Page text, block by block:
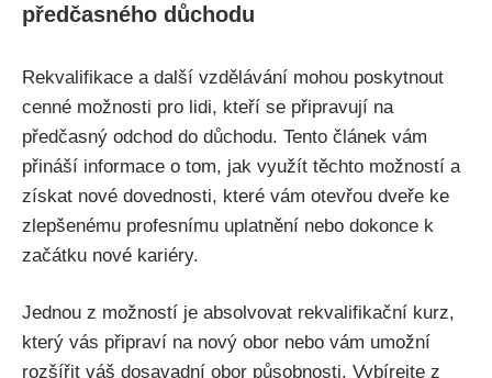
předčasného důchodu
Rekvalifikace a další vzdělávání mohou poskytnout
cenné možnosti pro lidi, kteří se připravují na
předčasný odchod do důchodu. Tento článek vám
přináší informace o tom, jak využít těchto možností a
získat nové dovednosti, které vám otevřou dveře ke
zlepšenému profesnímu uplatnění nebo dokonce k
začátku nové kariéry.
Jednou z možností je absolvovat rekvalifikační kurz,
který vás připraví na nový obor nebo vám umožní
rozšířit váš dosavadní obor působnosti. Vybírejte z